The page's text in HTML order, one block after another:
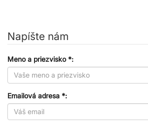
Napíšte nám
Meno a priezvisko *:
Emailová adresa *: